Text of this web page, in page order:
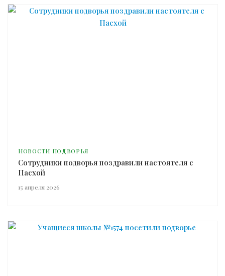
НОВОСТИ ПОДВОРЬЯ
Сотрудники подворья поздравили настоятеля с
Пасхой
15 апреля 2026